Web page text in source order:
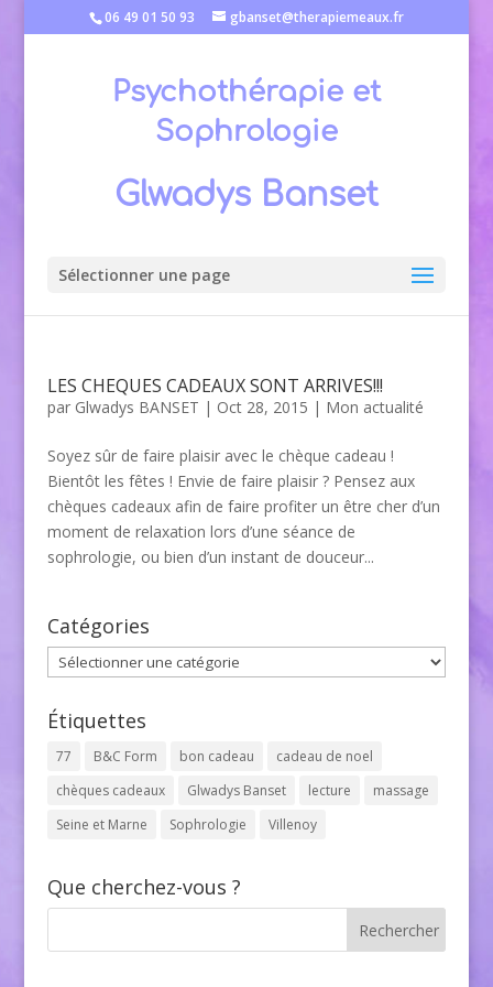
06 49 01 50 93 gbanset@therapiemeaux.fr
Psychothérapie et
Sophrologie
Glwadys Banset
Sélectionner une page
LES CHEQUES CADEAUX SONT ARRIVES!!!
par Glwadys BANSET | Oct 28, 2015 | Mon actualité
Soyez sûr de faire plaisir avec le chèque cadeau !
Bientôt les fêtes ! Envie de faire plaisir ? Pensez aux
chèques cadeaux afin de faire profiter un être cher d’un
moment de relaxation lors d’une séance de
sophrologie, ou bien d’un instant de douceur...
Catégories
Catégories
Étiquettes
77 B&C Form bon cadeau
cadeau de noel
chèques cadeaux
Glwadys Banset lecture
massage
Seine et Marne
Sophrologie Villenoy
Que cherchez-vous ?